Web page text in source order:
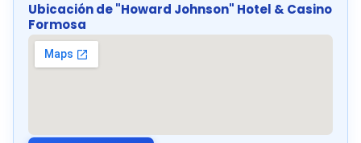
Ubicación de "Howard Johnson" Hotel & Casino
Formosa